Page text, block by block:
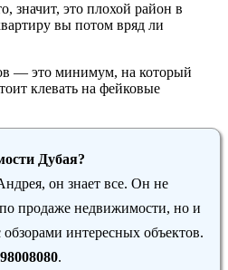
значит, это плохой район в
вы потом вряд ли
— это минимум, на который
клевать на фейковые
Дубая?
он знает все. Он не
по продаже недвижимости, но и
обзорами интересных объектов.
.